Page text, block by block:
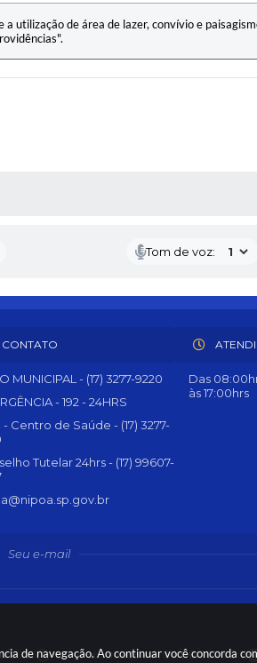
de navegação. Ao continuar você concorda
a utilização de área de lazer, convívio e
Tom de voz:
CONTATO
MUNICIPAL - (17) 3277-9220
- 192 - 24HRS
- Centro de Saúde - (17) 3277-
Tutelar 24hrs - (17) 99607-
Das
às 17:00hrs
Seu e-mail
2026 Portal atualizado em: 04/08/2026 15:15